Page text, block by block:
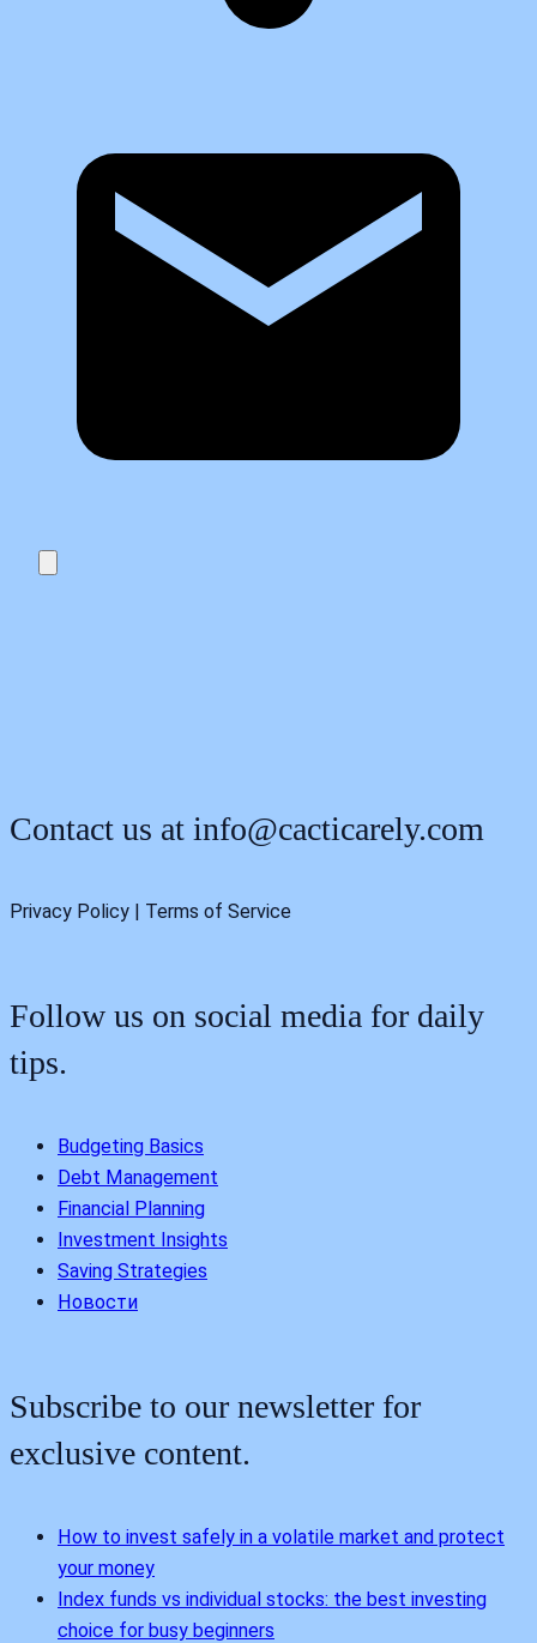
Contact us at info@cacticarely.com
Privacy Policy | Terms of Service
Follow us on social media for daily
tips.
Budgeting Basics
Debt Management
Financial Planning
Investment Insights
Saving Strategies
Новости
Subscribe to our newsletter for
exclusive content.
How to invest safely in a volatile market and protect
your money
Index funds vs individual stocks: the best investing
choice for busy beginners